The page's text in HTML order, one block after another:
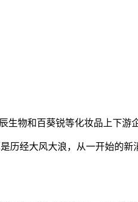
物和百葵锐等化妆品上下游
历经大风大浪，从一开始的